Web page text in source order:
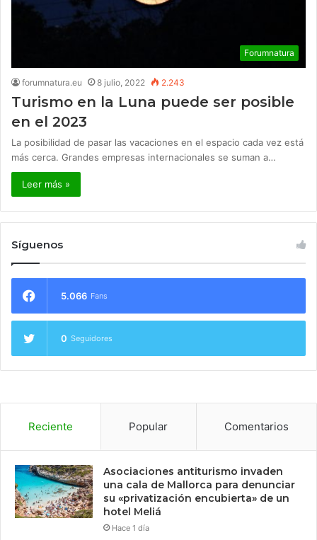
Forumnatura
forumnatura.eu 8 julio, 2022 2.243
Turismo en la Luna puede ser posible
en el 2023
La posibilidad de pasar las vacaciones en el espacio cada vez está
más cerca. Grandes empresas internacionales se suman a…
Leer más »
Síguenos
5.066 Fans
0 Seguidores
Reciente Popular Comentarios
Asociaciones antiturismo invaden
una cala de Mallorca para denunciar
su «privatización encubierta» de un
hotel Meliá
Hace 1 día